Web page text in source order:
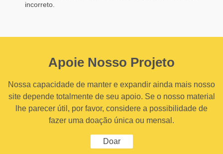
incorreto.
Apoie Nosso Projeto
Nossa capacidade de manter e expandir ainda mais nosso
site depende totalmente de seu apoio. Se o nosso material
lhe parecer útil, por favor, considere a possibilidade de
fazer uma doação única ou mensal.
Doar